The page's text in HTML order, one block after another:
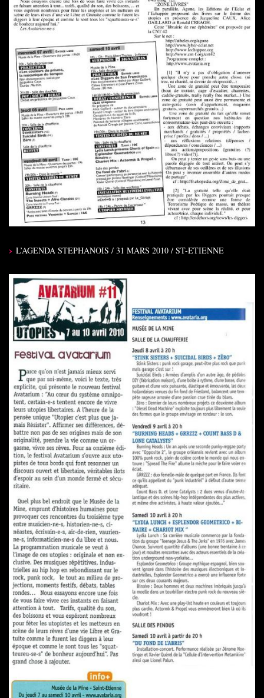
L’AGENDA STEPHANOIS / 31 MARS 2010 / ST-ETIENNE